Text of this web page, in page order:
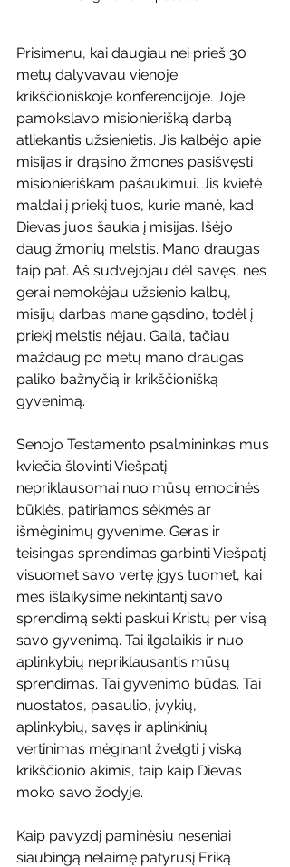
Prisimenu, kai daugiau nei prieš 30
metų dalyvavau vienoje
krikščioniškoje konferencijoje. Joje
pamokslavo misionierišką darbą
atliekantis užsienietis. Jis kalbėjo apie
misijas ir drąsino žmones pasišvęsti
misionieriškam pašaukimui. Jis kvietė
maldai į priekį tuos, kurie manė, kad
Dievas juos šaukia į misijas. Išėjo
daug žmonių melstis. Mano draugas
taip pat. Aš sudvejojau dėl savęs, nes
gerai nemokėjau užsienio kalbų,
misijų darbas mane gąsdino, todėl į
priekį melstis nėjau. Gaila, tačiau
maždaug po metų mano draugas
paliko bažnyčią ir krikščionišką
gyvenimą.
Senojo Testamento psalmininkas mus
kviečia šlovinti Viešpatį
nepriklausomai nuo mūsų emocinės
būklės, patiriamos sėkmės ar
išmėginimų gyvenime. Geras ir
teisingas sprendimas garbinti Viešpatį
visuomet savo vertę įgys tuomet, kai
mes išlaikysime nekintantį savo
sprendimą sekti paskui Kristų per visą
savo gyvenimą. Tai ilgalaikis ir nuo
aplinkybių nepriklausantis mūsų
sprendimas. Tai gyvenimo būdas. Tai
nuostatos, pasaulio, įvykių,
aplinkybių, savęs ir aplinkinių
vertinimas mėginant žvelgti į viską
krikščionio akimis, taip kaip Dievas
moko savo žodyje.
Kaip pavyzdį paminėsiu neseniai
siaubingą nelaimę patyrusį Eriką